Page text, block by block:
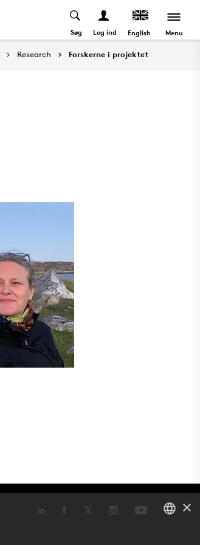
Søg Log ind English Menu
Research Forskerne i projektet
×